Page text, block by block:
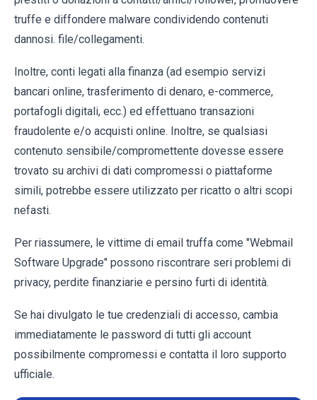
truffe e diffondere malware condividendo contenuti
dannosi. file/collegamenti.
Inoltre, conti legati alla finanza (ad esempio servizi
bancari online, trasferimento di denaro, e-commerce,
portafogli digitali, ecc.) ed effettuano transazioni
fraudolente e/o acquisti online. Inoltre, se qualsiasi
contenuto sensibile/compromettente dovesse essere
trovato su archivi di dati compromessi o piattaforme
simili, potrebbe essere utilizzato per ricatto o altri scopi
nefasti.
Per riassumere, le vittime di email truffa come "Webmail
Software Upgrade" possono riscontrare seri problemi di
privacy, perdite finanziarie e persino furti di identità.
Se hai divulgato le tue credenziali di accesso, cambia
immediatamente le password di tutti gli account
possibilmente compromessi e contatta il loro supporto
ufficiale.